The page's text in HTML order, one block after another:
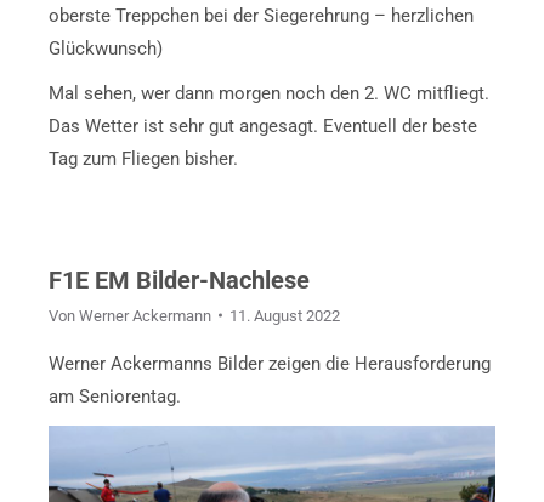
oberste Treppchen bei der Siegerehrung – herzlichen
Glückwunsch)
Mal sehen, wer dann morgen noch den 2. WC mitfliegt.
Das Wetter ist sehr gut angesagt. Eventuell der beste
Tag zum Fliegen bisher.
F1E EM Bilder-Nachlese
Von Werner Ackermann 11. August 2022
Werner Ackermanns Bilder zeigen die Herausforderung
am Seniorentag.